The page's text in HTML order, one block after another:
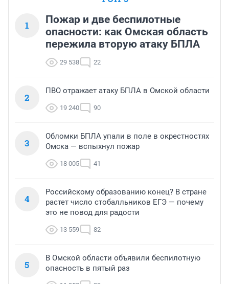
1
Пожар и две беспилотные
опасности: как Омская область
пережила вторую атаку БПЛА
29 538 22
2
ПВО отражает атаку БПЛА в Омской области
19 240 90
3
Обломки БПЛА упали в поле в окрестностях
Омска — вспыхнул пожар
18 005 41
4
Российскому образованию конец? В стране
растет число стобалльников ЕГЭ — почему
это не повод для радости
13 559 82
5
В Омской области объявили беспилотную
опасность в пятый раз